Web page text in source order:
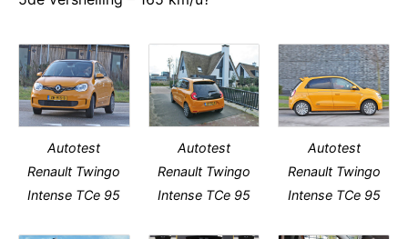
Autotest
Renault Twingo
Intense TCe 95
Autotest
Renault Twingo
Intense TCe 95
Autotest
Renault Twingo
Intense TCe 95